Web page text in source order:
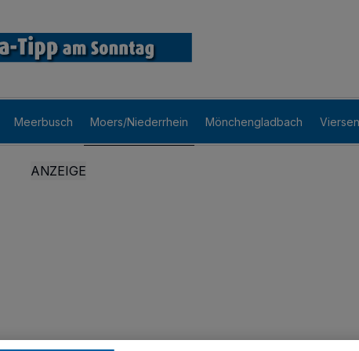
Meerbusch Moers/Niederrhein Mönchengladbach Viersen